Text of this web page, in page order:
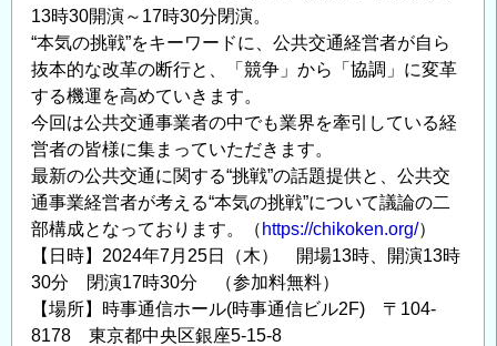
13時30開演～17時30分閉演。
“本気の挑戦”をキーワードに、公共交通経営者が自ら
抜本的な改革の断行と、「競争」から「協調」に変革
する機運を高めていきます。
今回は公共交通事業者の中でも業界を牽引している経
営者の皆様に集まっていただきます。
最新の公共交通に関する“挑戦”の話題提供と、公共交
通事業経営者が考える“本気の挑戦”について議論の二
部構成となっております。（ https://chikoken.org/）
【日時】2024年7月25日（木） 開場13時、開演13時
30分 閉演17時30分 （参加料無料）
【場所】時事通信ホール(時事通信ビル2F) 〒104-
8178 東京都中央区銀座5-15-8